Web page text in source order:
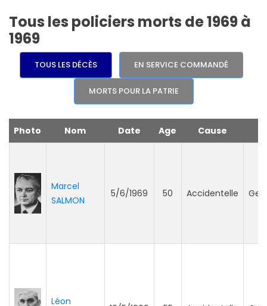
Tous les policiers morts de 1969 à
1969
TOUS LES DÉCÈS EN SERVICE COMMANDÉ
MORTS POUR LA PATRIE
Photo Nom Date Age Cause
Marcel
SALMON
5/6/1969 50 Accidentelle
Léon